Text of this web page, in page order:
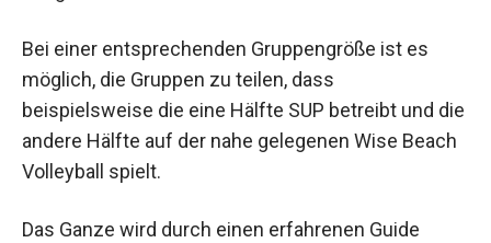
Bei einer entsprechenden Gruppengröße ist es
möglich, die Gruppen zu teilen, dass
beispielsweise die eine Hälfte SUP betreibt und die
andere Hälfte auf der nahe gelegenen Wise Beach
Volleyball spielt.
Das Ganze wird durch einen erfahrenen Guide